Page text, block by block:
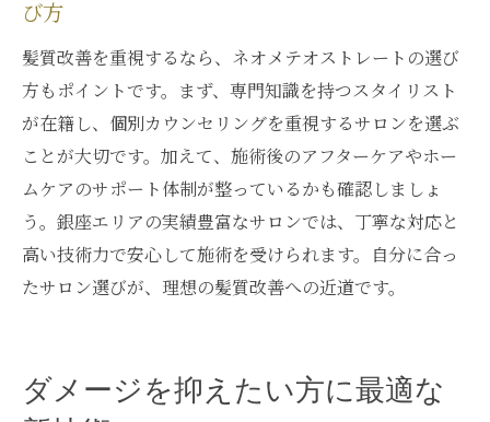
び方
髪質改善を重視するなら、ネオメテオストレートの選び
方もポイントです。まず、専門知識を持つスタイリスト
が在籍し、個別カウンセリングを重視するサロンを選ぶ
ことが大切です。加えて、施術後のアフターケアやホー
ムケアのサポート体制が整っているかも確認しましょ
う。銀座エリアの実績豊富なサロンでは、丁寧な対応と
高い技術力で安心して施術を受けられます。自分に合っ
たサロン選びが、理想の髪質改善への近道です。
ダメージを抑えたい方に最適な